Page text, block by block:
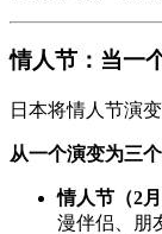
情人节：当一
日本将情人节演
从一个演变为三个
情人节（2月
漫伴侣、朋